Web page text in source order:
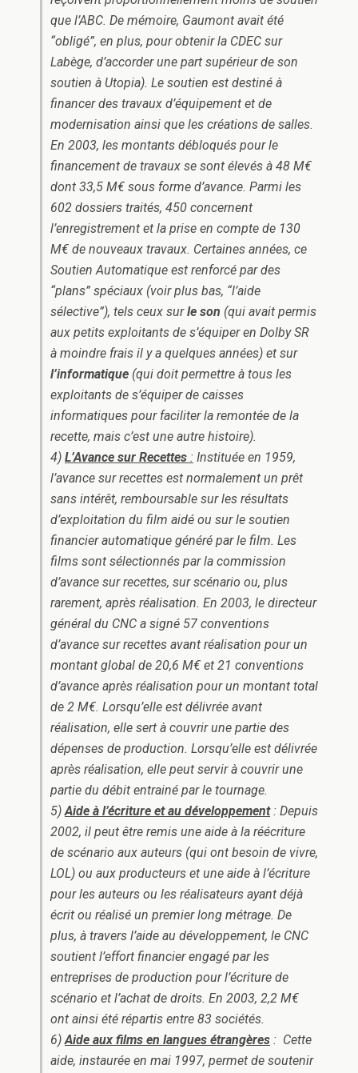
que l’ABC. De mémoire, Gaumont avait été
“obligé”, en plus, pour obtenir la CDEC sur
Labège, d’accorder une part supérieur de son
soutien à Utopia). Le soutien est destiné à
financer des travaux d’équipement et de
modernisation ainsi que les créations de salles.
En 2003, les montants débloqués pour le
financement de travaux se sont élevés à 48 M€
dont 33,5 M€ sous forme d’avance. Parmi les
602 dossiers traités, 450 concernent
l’enregistrement et la prise en compte de 130
M€ de nouveaux travaux. Certaines années, ce
Soutien Automatique est renforcé par des
“plans” spéciaux (voir plus bas, “l’aide
sélective”), tels ceux surle son (qui avait permis
aux petits exploitants de s’équiper en Dolby SR
à moindre frais il y a quelques années) et sur
l’informatique (qui doit permettre à tous les
exploitants de s’équiper de caisses
informatiques pour faciliter la remontée de la
recette, mais c’est une autre histoire).
4) L’Avance sur Recettes : Instituée en 1959,
l’avance sur recettes est normalement un prêt
sans intérêt, remboursable sur les résultats
d’exploitation du film aidé ou sur le soutien
financier automatique généré par le film. Les
films sont sélectionnés parla commission
d’avance sur recettes, sur scénario ou, plus
rarement, après réalisation. En 2003, le directeur
général du CNC a signé 57 conventions
d’avance sur recettes avant réalisation pour un
montant global de 20,6 M€ et 21 conventions
d’avance après réalisation pour un montant total
de 2 M€. Lorsqu’elle est délivrée avant
réalisation, elle sert à couvrir une partie des
dépenses de production. Lorsqu’elle est délivrée
après réalisation, elle peut servir à couvrir une
partie du débit entrainé par le tournage.
5)Aide à l’écriture et au développement: Depuis
2002, il peut être remis une aide à la réécriture
de scénario aux auteurs (qui ont besoin de vivre,
LOL) ou aux producteurs et une aide à l’écriture
pour les auteurs ou les réalisateurs ayant déjà
écrit ou réalisé un premier long métrage. De
plus, à travers l’aide au développement, le CNC
soutient l’effort financier engagé par les
entreprises de production pour l’écriture de
scénario et l’achat de droits. En 2003, 2,2 M€
ont ainsi été répartis entre 83 sociétés.
6)Aide aux films en langues étrangères : Cette
aide, instaurée en mai 1997, permet de soutenir